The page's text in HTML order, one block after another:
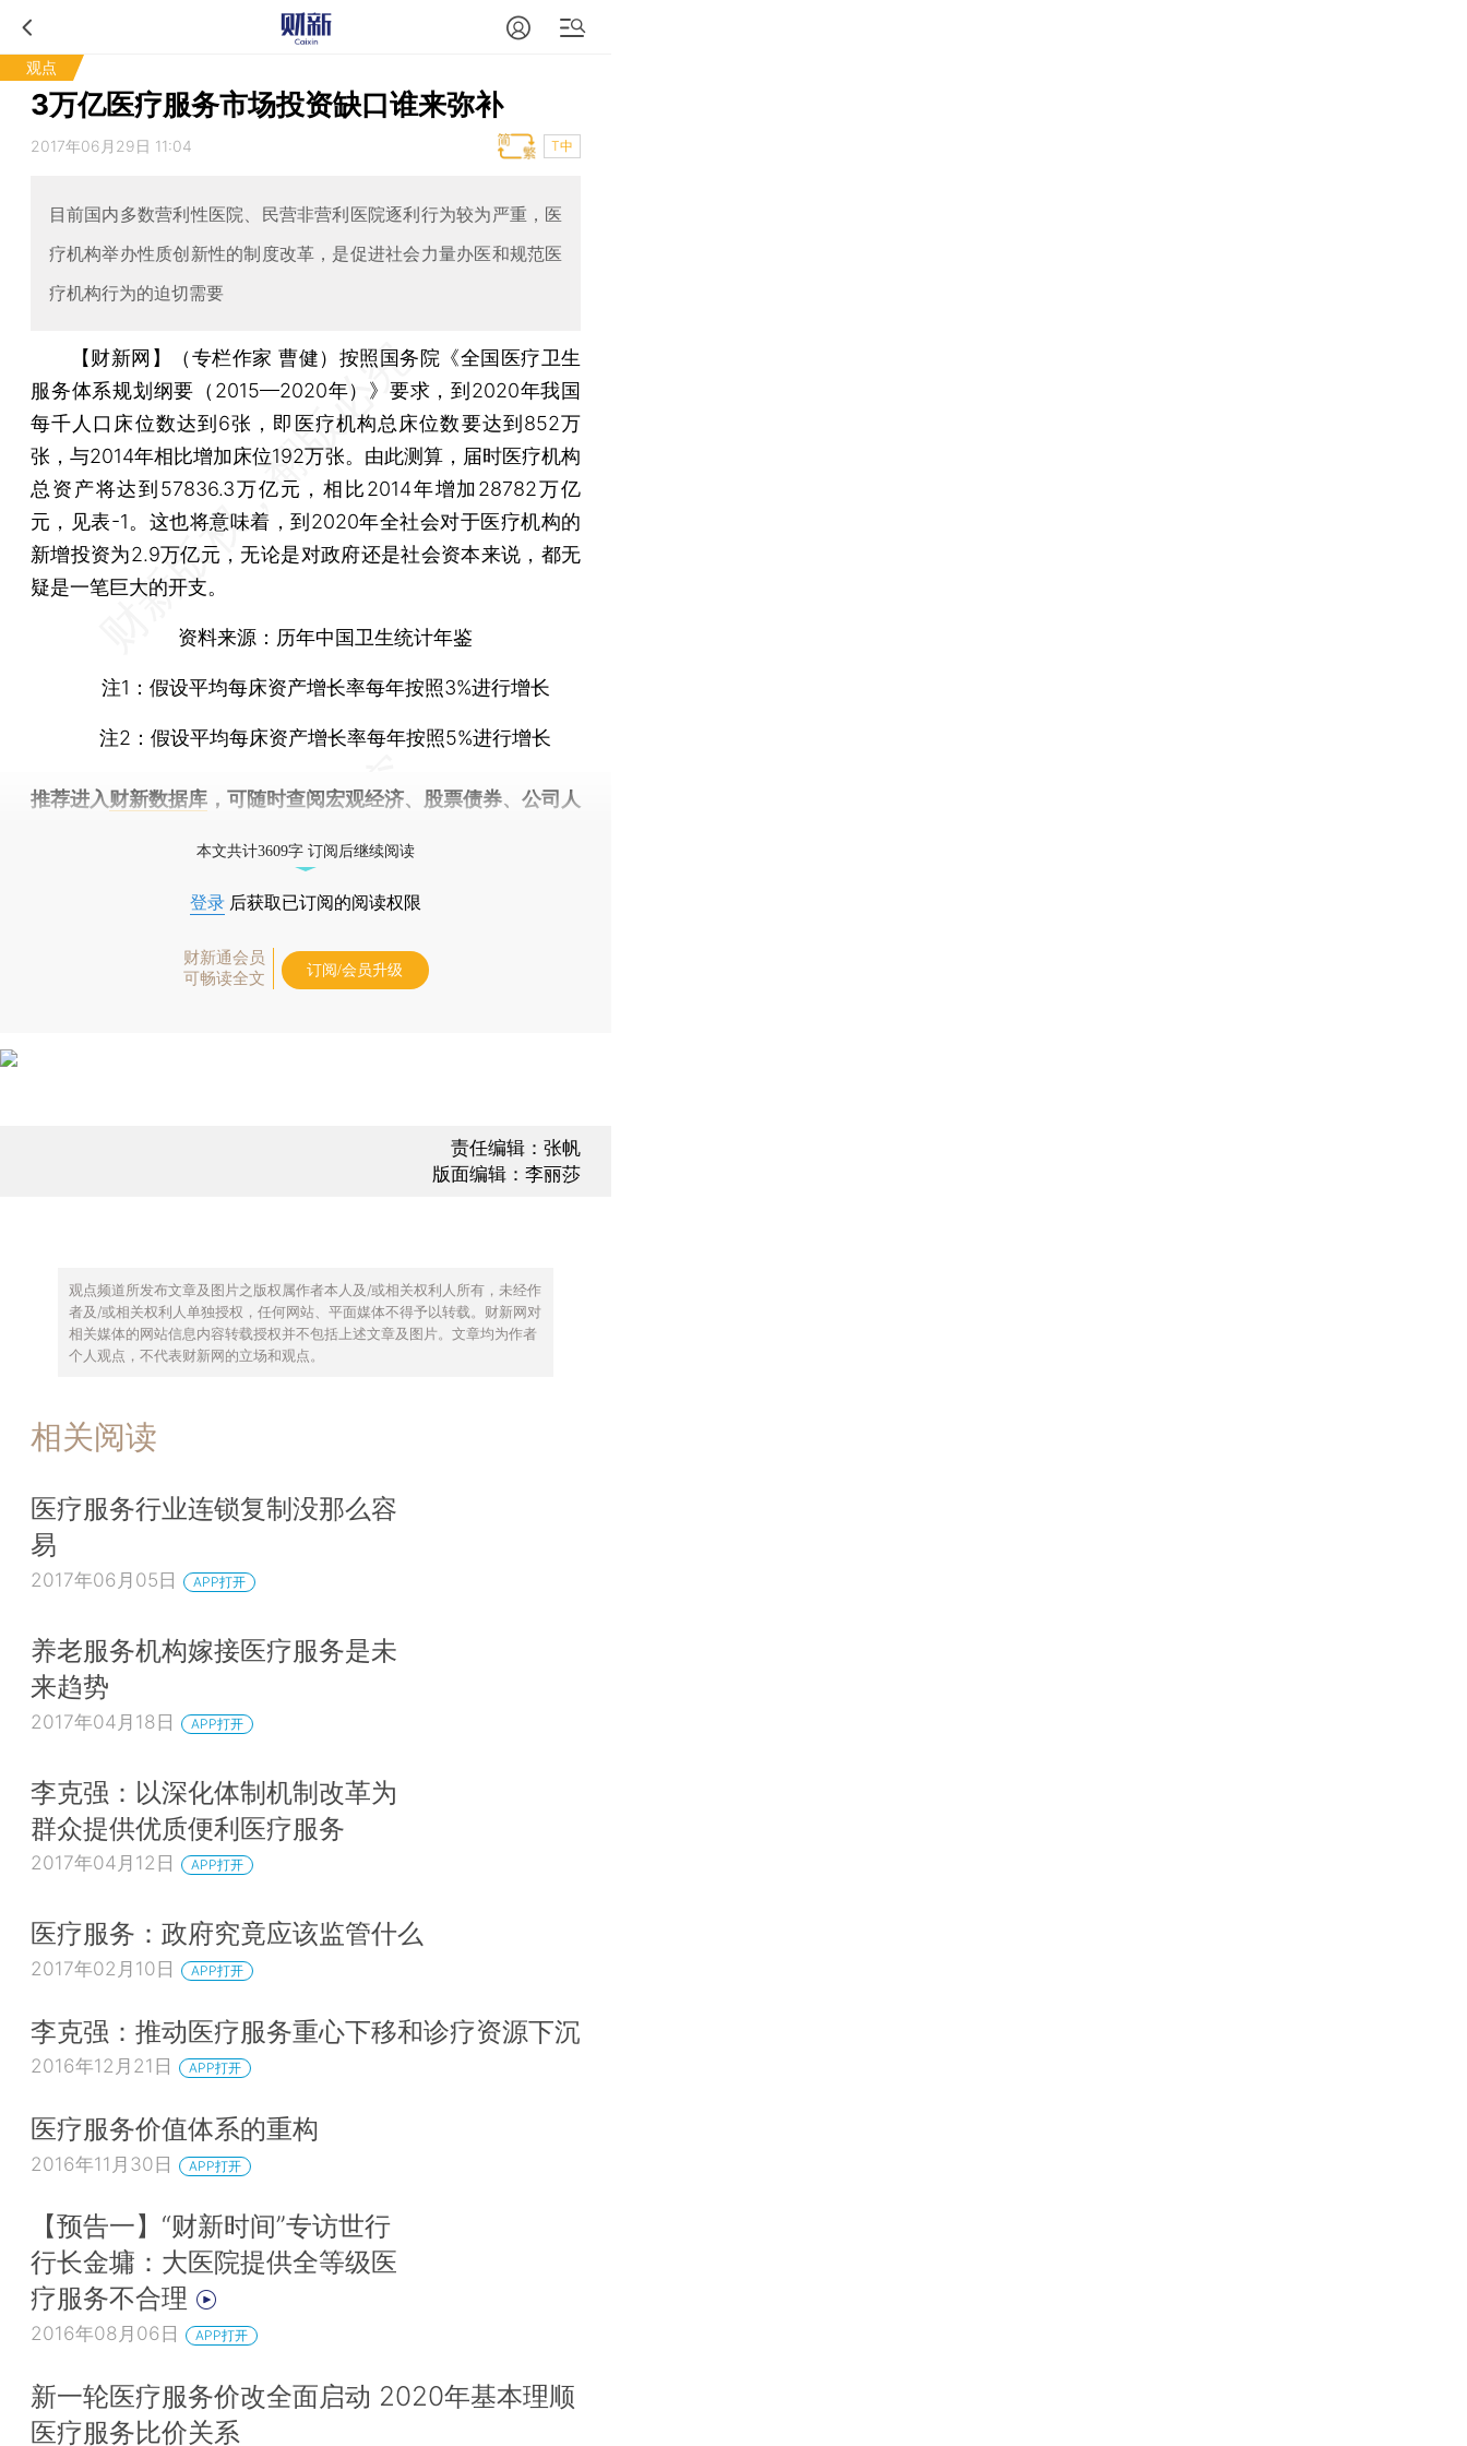
观点
3万亿医疗服务市场投资缺口谁来弥补
2017年06月29日 11:04 T中
目前国内多数营利性医院、民营非营利医院逐利行为较为严重，医
疗机构举办性质创新性的制度改革，是促进社会力量办医和规范医
疗机构行为的迫切需要
【财新网】（专栏作家 曹健） 按照国务院《全国医疗卫生
服务体系规划纲要（2015—2020年）》要求，到2020年我国
每千人口床位数达到6张，即医疗机构总床位数要达到852万
张，与2014年相比增加床位192万张。由此测算，届时医疗机构
总资产将达到57836.3万亿元，相比2014年增加28782万亿
元，见表-1。这也将意味着，到2020年全社会对于医疗机构的
新增投资为2.9万亿元，无论是对政府还是社会资本来说，都无
疑是一笔巨大的开支。
资料来源：历年中国卫生统计年鉴
注1：假设平均每床资产增长率每年按照3%进行增长
注2：假设平均每床资产增长率每年按照5%进行增长
推荐进入财新数据库 ，可随时查阅宏观经济、股票债券、公司人
本文共计3609字 订阅后继续阅读
登录 后获取已订阅的阅读权限
财新通会员
可畅读全文
订阅/会员升级
责任编辑：张帆
版面编辑：李丽莎
观点频道所发布文章及图片之版权属作者本人及/或相关权利人所有，未经作
者及/或相关权利人单独授权，任何网站、平面媒体不得予以转载。财新网对
相关媒体的网站信息内容转载授权并不包括上述文章及图片。文章均为作者
个人观点，不代表财新网的立场和观点。
相关阅读
医疗服务行业连锁复制没那么容
易
2017年06月05日 APP打开
养老服务机构嫁接医疗服务是未
来趋势
2017年04月18日 APP打开
李克强：以深化体制机制改革为
群众提供优质便利医疗服务
2017年04月12日 APP打开
医疗服务：政府究竟应该监管什么
2017年02月10日 APP打开
李克强：推动医疗服务重心下移和诊疗资源下沉
2016年12月21日 APP打开
医疗服务价值体系的重构
2016年11月30日 APP打开
【预告一】“财新时间”专访世行
行长金墉：大医院提供全等级医
疗服务不合理
2016年08月06日 APP打开
新一轮医疗服务价改全面启动 2020年基本理顺
医疗服务比价关系